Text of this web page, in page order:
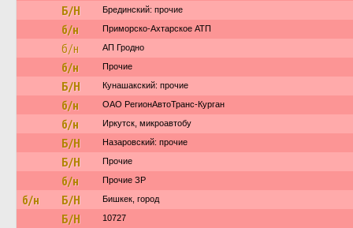
Б/Н Брединский: прочие
б/н Приморско-Ахтарское АТП
б/н АП Гродно
б/н Прочие
Б/Н Кунашакский: прочие
б/н ОАО РегионАвтоТранс-Курган
б/н Иркутск, микроавтобу
Б/Н Назаровский: прочие
Б/Н Прочие
б/н Прочие ЗР
б/н Б/Н Бишкек, город
Б/Н 10727